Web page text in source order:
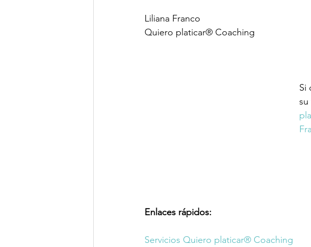
Liliana Franco
Quiero platicar® Coaching
Si
su
Enlaces rápidos:
Servicios Quiero platicar® Coaching